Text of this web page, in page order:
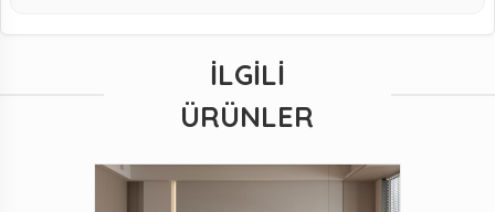
İLGILI
ÜRÜNLER